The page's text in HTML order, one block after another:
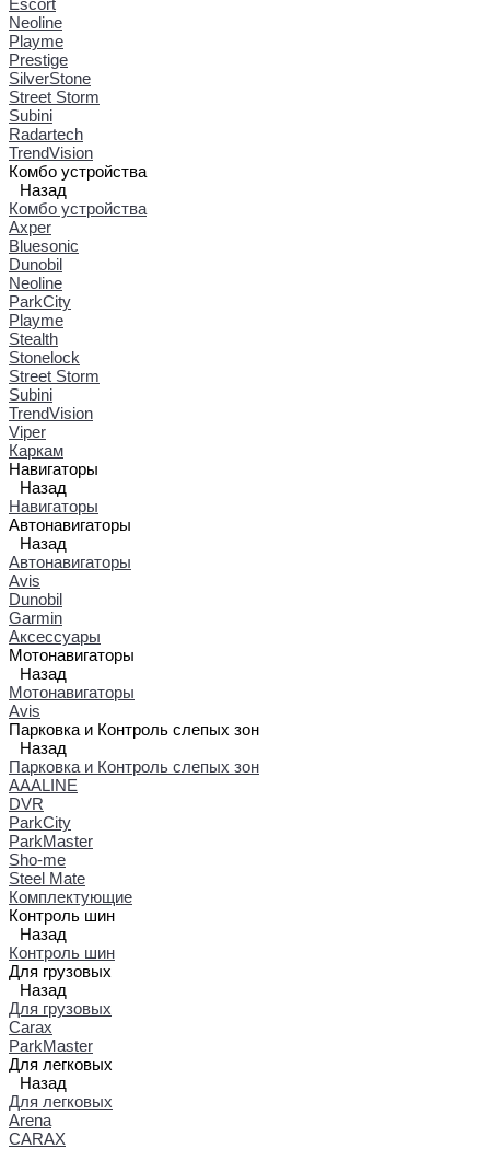
Neoline
Playme
Prestige
SilverStone
Street Storm
Subini
Radartech
TrendVision
Комбо устройства
Назад
Комбо устройства
Axper
Bluesonic
Dunobil
Neoline
ParkCity
Playme
Stealth
Stonelock
Street Storm
Subini
TrendVision
Viper
Каркам
Навигаторы
Назад
Навигаторы
Автонавигаторы
Назад
Автонавигаторы
Avis
Dunobil
Garmin
Аксессуары
Мотонавигаторы
Назад
Мотонавигаторы
Avis
Парковка и Контроль слепых зон
Назад
Парковка и Контроль слепых зон
AAALINE
DVR
ParkCity
ParkMaster
Sho-me
Steel Mate
Комплектующие
Контроль шин
Назад
Контроль шин
Для грузовых
Назад
Для грузовых
Carax
ParkMaster
Для легковых
Назад
Для легковых
Arena
CARAX